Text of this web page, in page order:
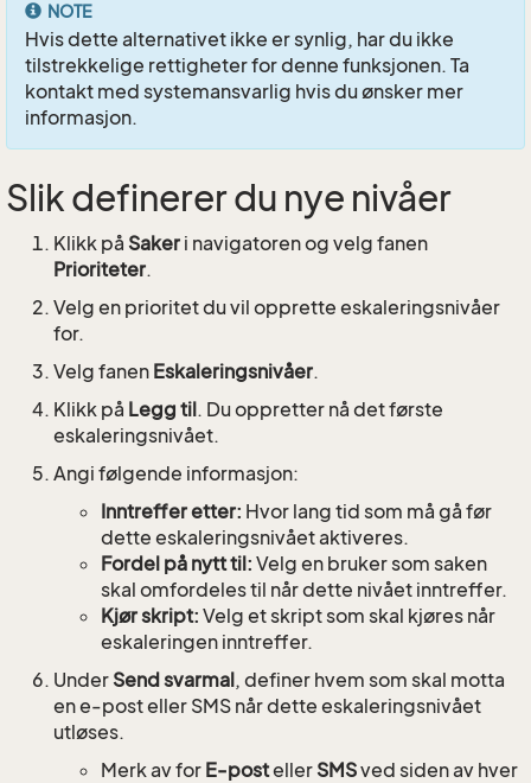
NOTE
Hvis dette alternativet ikke er synlig, har du ikke
tilstrekkelige rettigheter for denne funksjonen. Ta
kontakt med systemansvarlig hvis du ønsker mer
informasjon.
Slik definerer du nye nivåer
Klikk på Saker i navigatoren og velg fanen
Prioriteter.
Velg en prioritet du vil opprette eskaleringsnivåer
for.
Velg fanen Eskaleringsnivåer.
Klikk på Legg til. Du oppretter nå det første
eskaleringsnivået.
Angi følgende informasjon:
Inntreffer etter: Hvor lang tid som må gå før
dette eskaleringsnivået aktiveres.
Fordel på nytt til: Velg en bruker som saken
skal omfordeles til når dette nivået inntreffer.
Kjør skript: Velg et skript som skal kjøres når
eskaleringen inntreffer.
Under Send svarmal, definer hvem som skal motta
en e-post eller SMS når dette eskaleringsnivået
utløses.
Merk av for E-posteller SMSved siden av hver